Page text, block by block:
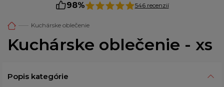
98% 546 recenzií
Kuchárske oblečenie
Kuchárske oblečenie - xs
Popis kategórie